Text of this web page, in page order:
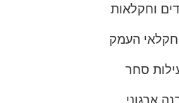
וחקלאות
חקלאי העמק
סחר
ארגוני